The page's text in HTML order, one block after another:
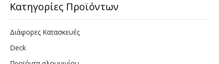
Κατηγορίες Προϊόντων
Διάφορες Κατασκευές
Deck